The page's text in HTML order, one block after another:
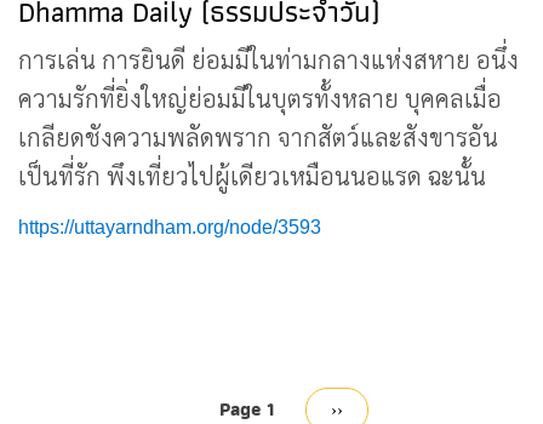
Dhamma Daily (ธรรมประจำวัน)
การเล่น การยินดี ย่อมมีในท่ามกลางแห่งสหาย อนึ่ง
ความรักที่ยิ่งใหญ่ย่อมมีในบุตรทั้งหลาย บุคคลเมื่อ
เกลียดชังความพลัดพราก จากสัตว์และสังขารอัน
เป็นที่รัก พึงเที่ยวไปผู้เดียวเหมือนนอแรด ฉะนั้น
https://uttayarndham.org/node/3593
Page 1
Next
››